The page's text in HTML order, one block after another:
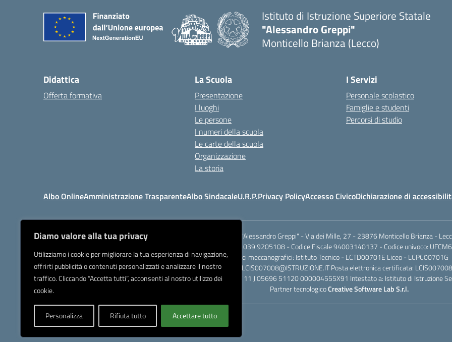
Diamo valore alla tua privacy
Utilizziamo i cookie per migliorare la tua esperienza di navigazione,
offrirti pubblicità o contenuti personalizzati e analizzare il nostro
traffico. Cliccando “Accetta tutti”, acconsenti al nostro utilizzo dei
cookie.
Personalizza Rifiuta tutto Accettare tutto
Istituto di Istruzione Superiore Statale
"Alessandro Greppi"
Monticello Brianza (Lecco)
Didattica
Offerta formativa
La Scuola
Presentazione
I luoghi
Le persone
I numeri della scuola
Le carte della scuola
Organizzazione
La storia
I Servizi
Personale scolastico
Famiglie e studenti
Percorsi di studio
Albo OnlineAmministrazione TrasparenteAlbo SindacaleU.R.P.Privacy PolicyAccesso CivicoDichiarazione di
I.I.S.S. "Alessandro Greppi" - Via dei Mille, 27 - 23876 Monticello Brianza -
Tel 039.9205701 / 039.9205108 - Codice Fiscale 94003140137 - Codice univoco:
Codici meccanografici: Istituto Tecnico - LCTD00701E Liceo - LCPC00701G
Posta elettronica ordinaria: LCIS007008@ISTRUZIONE.IT Posta elettronica certificata:
IBAN Banca Popolare di Sondrio IT 11 J 05696 51120 000004555X91 Intestato a: Istituto di Istruzione
Partner tecnologicoCreative Software Lab S.r.l.